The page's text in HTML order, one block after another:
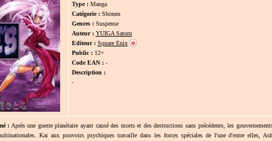
Type : Manga
Catégorie :Shonen
Genres :Suspense
Auteur : YUIGA Satoru
Editeur : Square Enix
Public :12+
Code EAN : -
Description :
-
: Après une guerre planétaire ayant causé des morts et des destructions sans précédents, les
Kai aux pouvoirs psychiques travaille dans les forces spéciales de l'une d'entre elles,